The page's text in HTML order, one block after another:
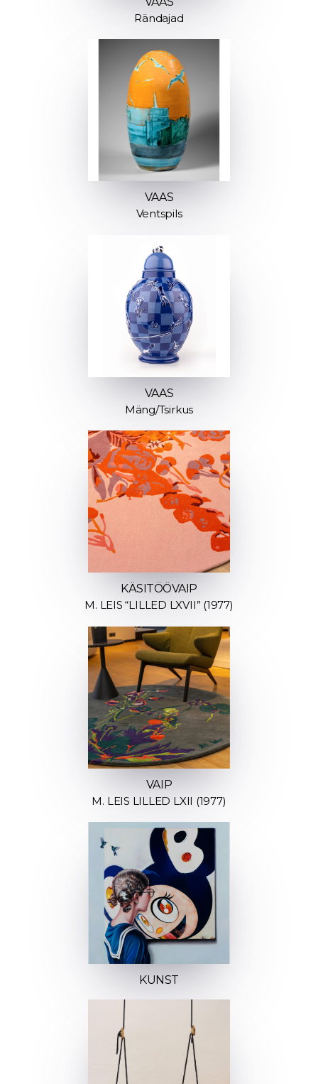
Rändajad
VAAS
Ventspils
VAAS
Mäng/Tsirkus
KÄSITÖÖVAIP
M. LEIS “LILLED LXVII” (1977)
VAIP
M. LEIS LILLED LXII (1977)
KUNST